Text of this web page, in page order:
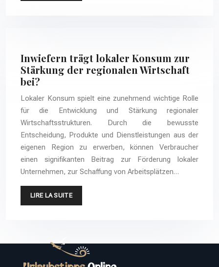
Inwiefern trägt lokaler Konsum zur
Stärkung der regionalen Wirtschaft
bei?
Lokaler Konsum spielt eine zunehmend wichtige Rolle
für die Entwicklung und Stärkung regionaler
Wirtschaftsstrukturen. Durch die bewusste
Entscheidung, Produkte und Dienstleistungen aus der
eigenen Region zu erwerben, können Verbraucher
einen signifikanten Beitrag zur Förderung lokaler
Unternehmen, zur Schaffung von Arbeitsplätzen…
LIRE LA SUITE